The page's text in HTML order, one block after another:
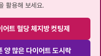
활용해 보세요.
트 혈당 체지방 컷팅제
많은 다이어트 도시락